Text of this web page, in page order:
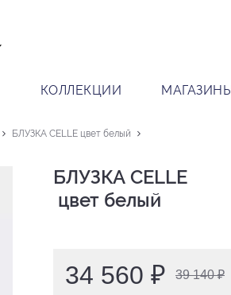
КОЛЛЕКЦИИ МАГАЗИНЫ
БЛУЗКА CELLE цвет белый
БЛУЗКА CELLE
цвет белый
34 560 ₽ 39 140 ₽